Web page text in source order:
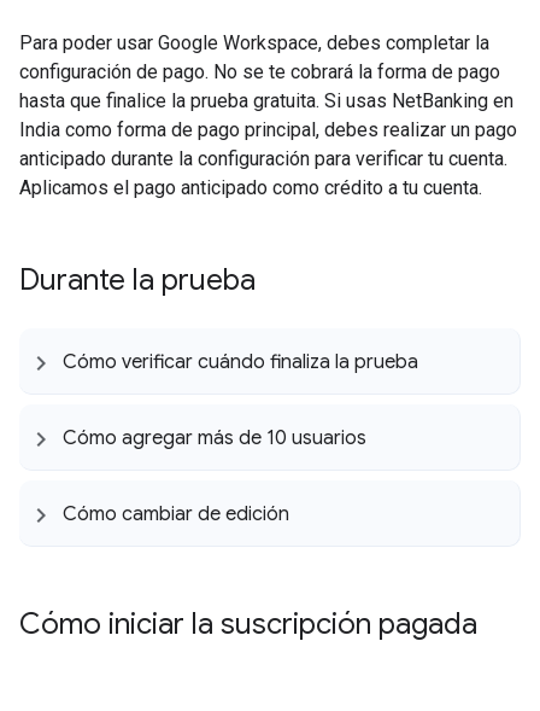
Para poder usar Google Workspace, debes completar la
configuración de pago. No se te cobrará la forma de pago
hasta que finalice la prueba gratuita. Si usas NetBanking en
India como forma de pago principal, debes realizar un pago
anticipado durante la configuración para verificar tu cuenta.
Aplicamos el pago anticipado como crédito a tu cuenta.
Durante la prueba
Cómo verificar cuándo finaliza la prueba
Cómo agregar más de 10 usuarios
Cómo cambiar de edición
Cómo iniciar la suscripción pagada